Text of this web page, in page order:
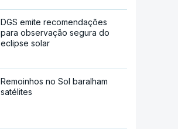
DGS emite recomendações
para observação segura do
eclipse solar
Remoinhos no Sol baralham
satélites